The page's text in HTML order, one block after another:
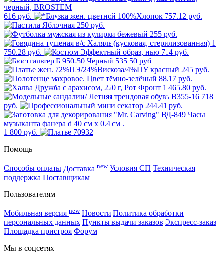
616 руб.
757.12 руб.
250 руб.
255 руб.
1
750.28 руб.
714 руб.
535.50 руб.
245 руб.
88.17 руб.
1 465.80 руб.
718
руб.
244.41 руб.
1 800 руб.
Помощь
Способы оплаты Доставка new Условия СП Техническая
поддержка Поставщикам
Пользователям
Мобильная версия new Новости Политика обработки
персональных данных Пункты выдачи заказов Экспресс-заказ
Площадка пристроя Форум
Мы в соцсетях